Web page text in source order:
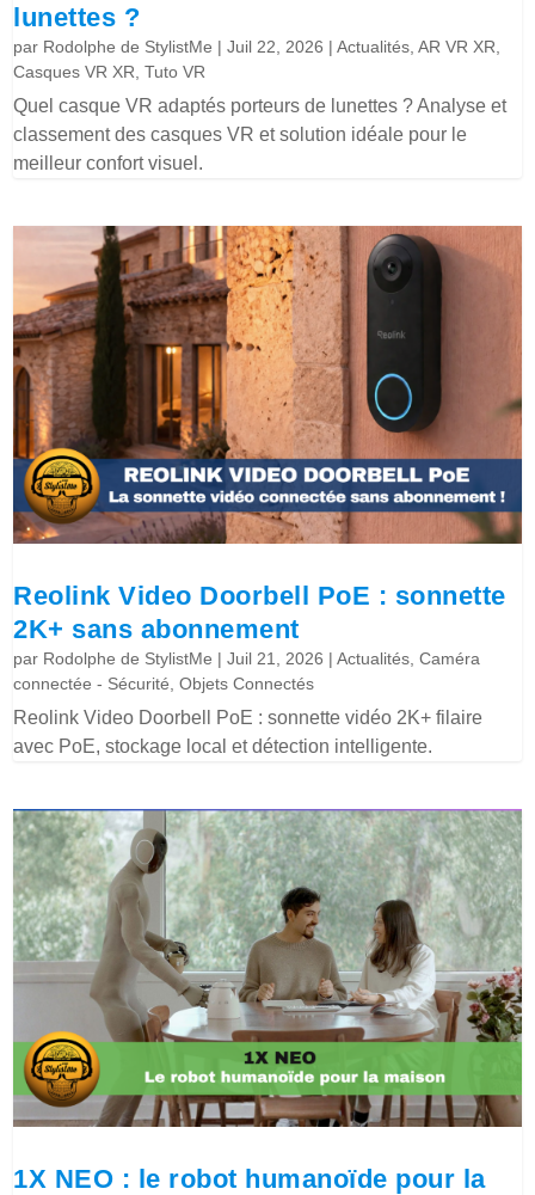
lunettes ?
par Rodolphe de StylistMe |Juil 22, 2026 |Actualités ,AR VR XR
Casques VR XR ,Tuto VR
Quel casque VR adaptés porteurs de lunettes ? Analyse et
classement des casques VR et solution idéale pour le
meilleur confort visuel.
Reolink Video Doorbell PoE : sonnette
2K+ sans abonnement
par Rodolphe de StylistMe |Juil 21, 2026 |Actualités ,Caméra
connectée - Sécurité ,Objets Connectés
Reolink Video Doorbell PoE : sonnette vidéo 2K+ filaire
avec PoE, stockage local et détection intelligente.
1X NEO : le robot humanoïde pour la